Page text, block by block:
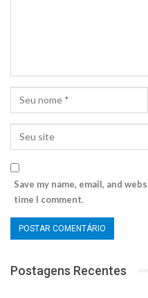
Save my name, email, and
time I comment.
Postagens Recentes